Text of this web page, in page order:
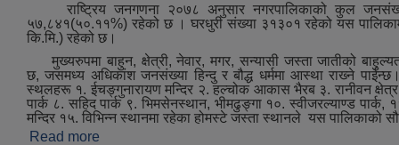
राष्ट्रिय जनगणना २०७८ अनुसार नगरपालिकाको कुल
५७,८४१(५०.११%) रहेको छ । घरधुरी संख्या ३१३०१ रहेको यस
कि.मि.) रहेको छ।
मुख्‍यरुपमा बाहुन, क्षेत्री, नेवार, मगर, सन्यासी जस्ता जातीको
छ, जसमध्‍य अधिकांश जनसंख्या हिन्दु र बौद्ध धर्ममा आस्था राख्‍ने
स्थलहरू १. ईचङ्गुनारायण मन्दिर २. हल्चोक आकास भैरब ३. रानीवन क्षेत्र
पार्क ८. सहिद पार्क ९. भिमसेनस्थान, भीमढुङ्गा १०. स्वीजरल्याण्ड पार्क,
मन्दिर १५. विभिन्न स्थानमा रहेका होमस्टे जस्‍ता स्थानले यस पालिकाको
Read more